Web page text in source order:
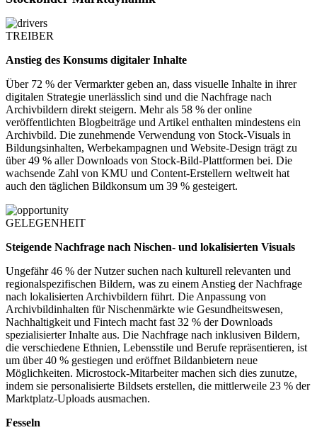
TREIBER
Anstieg des Konsums digitaler Inhalte
Über 72 % der Vermarkter geben an, dass visuelle Inhalte in ihrer
digitalen Strategie unerlässlich sind und die Nachfrage nach
Archivbildern direkt steigern. Mehr als 58 % der online
veröffentlichten Blogbeiträge und Artikel enthalten mindestens ein
Archivbild. Die zunehmende Verwendung von Stock-Visuals in
Bildungsinhalten, Werbekampagnen und Website-Design trägt zu
über 49 % aller Downloads von Stock-Bild-Plattformen bei. Die
wachsende Zahl von KMU und Content-Erstellern weltweit hat
auch den täglichen Bildkonsum um 39 % gesteigert.
GELEGENHEIT
Steigende Nachfrage nach Nischen- und lokalisierten Visuals
Ungefähr 46 % der Nutzer suchen nach kulturell relevanten und
regionalspezifischen Bildern, was zu einem Anstieg der Nachfrage
nach lokalisierten Archivbildern führt. Die Anpassung von
Archivbildinhalten für Nischenmärkte wie Gesundheitswesen,
Nachhaltigkeit und Fintech macht fast 32 % der Downloads
spezialisierter Inhalte aus. Die Nachfrage nach inklusiven Bildern,
die verschiedene Ethnien, Lebensstile und Berufe repräsentieren, ist
um über 40 % gestiegen und eröffnet Bildanbietern neue
Möglichkeiten. Microstock-Mitarbeiter machen sich dies zunutze,
indem sie personalisierte Bildsets erstellen, die mittlerweile 23 % der
Marktplatz-Uploads ausmachen.
Fesseln